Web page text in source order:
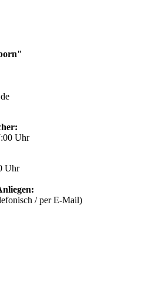
Uhr
Uhr
/ per E-Mail)